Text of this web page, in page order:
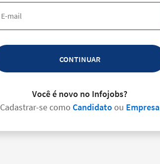
CONTINUAR
Você é novo no Infojobs?
Cadastrar-se como Candidatoou Empresa